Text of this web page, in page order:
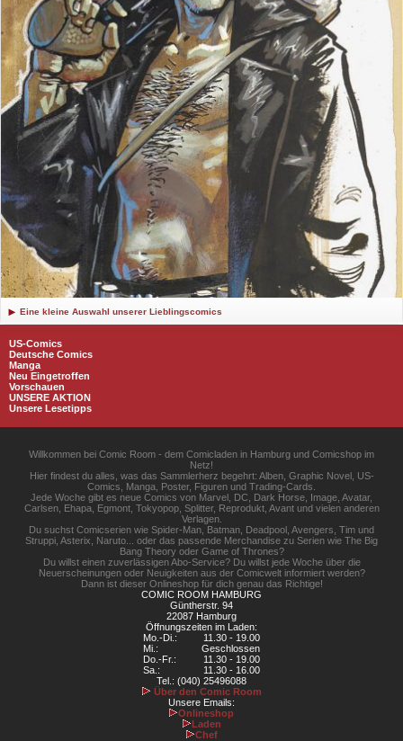
Eine kleine Auswahl unserer Lieblingscomics
US-Comics
Deutsche Comics
Manga
Neu Eingetroffen
Vorschauen
UNSERE AKTION
Unsere Lesetipps
Willkommen bei Comic Room - dem Comicladen in Hamburg und Comicshop im
Netz!
Hier findest du alles, was das Sammlerherz begehrt: Alben, Graphic Novel, US-
Comics, Manga, Poster, Figuren und Trading-Cards.
Jede Woche gibt es neue Comics von Marvel, DC, Dark Horse, Image, Avatar,
Carlsen, Ehapa, Egmont, Tokyopop, Splitter, Reprodukt, Avant und vielen anderen
Verlagen.
Du suchst Comicserien wie Spider-Man, Batman, Deadpool, Avengers, Tim und
Struppi, Asterix, Naruto... oder das passende Merchandise zu Serien wie The Big
Bang Theory oder Game of Thrones?
Du willst einen zuverlässigen Abo-Service? Du willst jede Woche über die
Neuerscheinungen oder Neuigkeiten aus der Comicwelt informiert werden?
Dann ist dieser Onlineshop für dich genau das Richtige!
COMIC ROOM HAMBURG
Güntherstr. 94
22087 Hamburg
Öffnungszeiten im Laden:
Mo.-Di.:
11.30 - 19.00
Mi.:
Geschlossen
Do.-Fr.:
11.30 - 19.00
Sa.:
11.30 - 16.00
Tel.: (040) 25496088
Über den Comic Room
Unsere Emails:
Onlineshop
Laden
Chef